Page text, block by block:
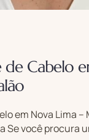
Cabelo
em Nova Lima –
Se você procura